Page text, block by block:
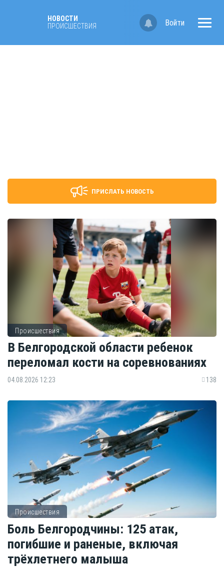
НОВОСТИ
ПРОИСШЕСТВИЯ
Войти
ПРИСЛАТЬ НОВОСТЬ
Происшествия
В Белгородской области ребенок
переломал кости на соревнованиях
04.08.2026 12:23 138
Происшествия
Боль Белгородчины: 125 атак,
погибшие и раненые, включая
трёхлетнего малыша